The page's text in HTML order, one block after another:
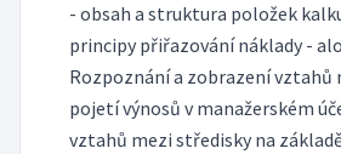
- obsah a struktura položek
principy přiřazování náklady -
Rozpoznání a zobrazení vztahů
pojetí výnosů v manažerském
vztahů mezi středisky na